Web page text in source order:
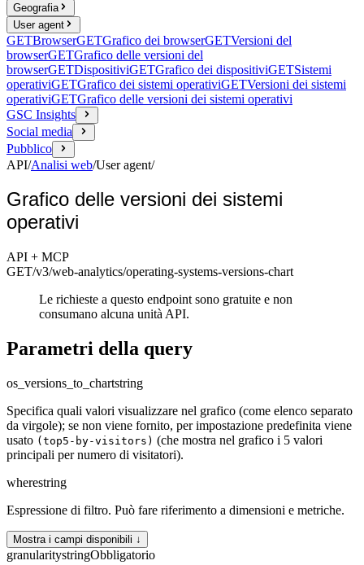
Geografia
User agent
GETBrowserGETGrafico dei browserGETVersioni del
browserGETGrafico delle versioni del
browserGETDispositiviGETGrafico dei dispositiviGETSistemi
operativiGETGrafico dei sistemi operativiGETVersioni dei sistemi
operativiGETGrafico delle versioni dei sistemi operativi
GSC Insights
Social media
Pubblico
API/Analisi web/User agent/
Grafico delle versioni dei sistemi
operativi
API + MCP
GET/v3/web-analytics/operating-systems-versions-chart
Le richieste a questo endpoint sono gratuite e non
consumano alcuna unità API.
Parametri della query
os_versions_to_chartstring
Specifica quali valori visualizzare nel grafico (come elenco separato
da virgole); se non viene fornito, per impostazione predefinita viene
usato (top5-by-visitors) (che mostra nel grafico i 5 valori
principali per numero di visitatori).
wherestring
Espressione di filtro. Può fare riferimento a dimensioni e metriche.
Mostra i campi disponibili ↓
granularitystringObbligatorio